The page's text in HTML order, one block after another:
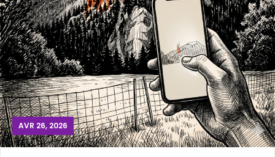
AVR 26, 2026